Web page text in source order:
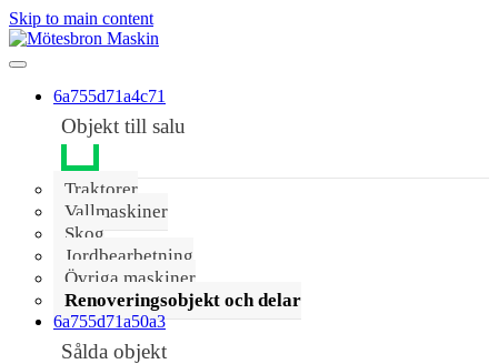
Skip to main content
6a755d71a4c71
Objekt till salu
Traktorer
Vallmaskiner
Skog
Jordbearbetning
Övriga maskiner
Renoveringsobjekt och delar
6a755d71a50a3
Sålda objekt